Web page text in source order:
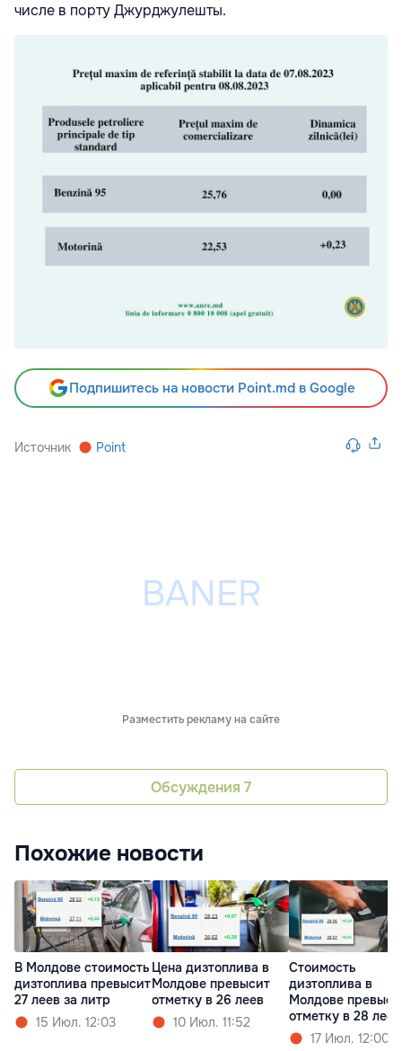
числе в порту Джурджулешты.
Подпишитесь на новости Point.md в Google
Источник Point
Разместить рекламу на сайте
Обсуждения 7
Похожие новости
В Молдове стоимость
дизтоплива превысит
27 леев за литр
15 Июл. 12:03
Цена дизтоплива в
Молдове превысит
отметку в 26 леев
10 Июл. 11:52
Стоимость
дизтоплива в
Молдове
отметку в 28 леев
17 Июл. 12:00